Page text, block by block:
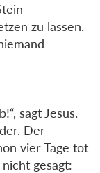
zu lassen.
sagt Jesus.
Der
vier Tage tot
gesagt: